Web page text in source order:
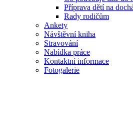
Příprava dětí na
Rady rodičům
Ankety
Návštěvní kniha
Stravování
Nabídka práce
Kontaktní informace
Fotogalerie